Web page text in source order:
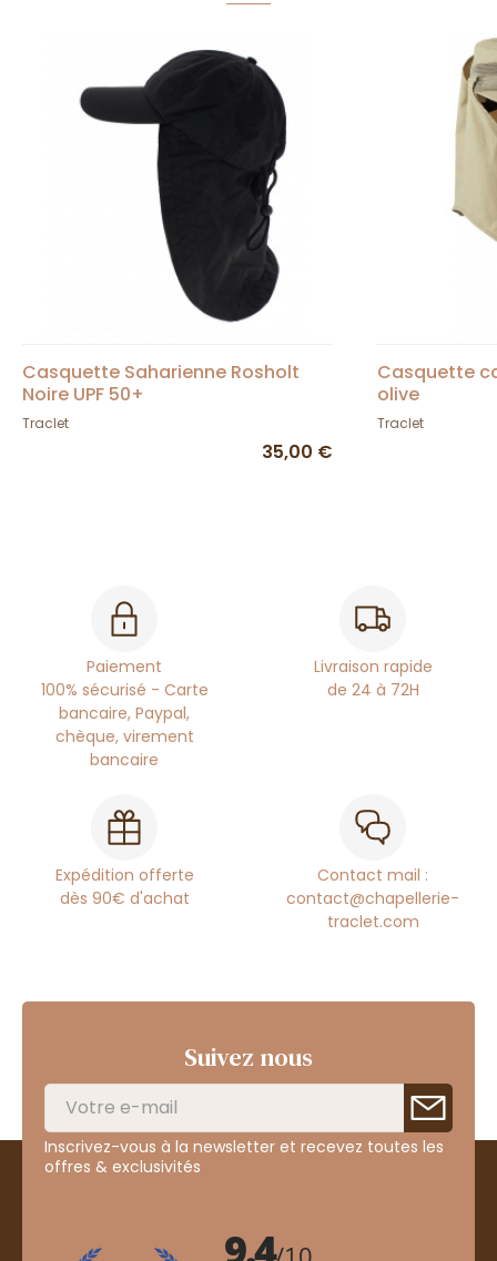
Casquette Saharienne Rosholt
Noire UPF 50+
Traclet
35,00 €
Casquette
olive
Traclet
Paiement
100% sécurisé - Carte
bancaire, Paypal,
chèque, virement
bancaire
Livraison rapide
de 24 à 72H
Expédition offerte
dès 90€ d'achat
Contact mail :
contact@chapellerie-
traclet.com
Suivez nous
Inscrivez-vous à la newsletter et recevez toutes les
offres & exclusivités